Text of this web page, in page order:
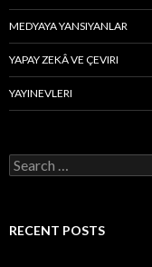
MEDYAYA YANSIYANLAR
YAPAY ZEKÂ VE ÇEVIRI
YAYINEVLERI
S
e
c
RECENT POSTS